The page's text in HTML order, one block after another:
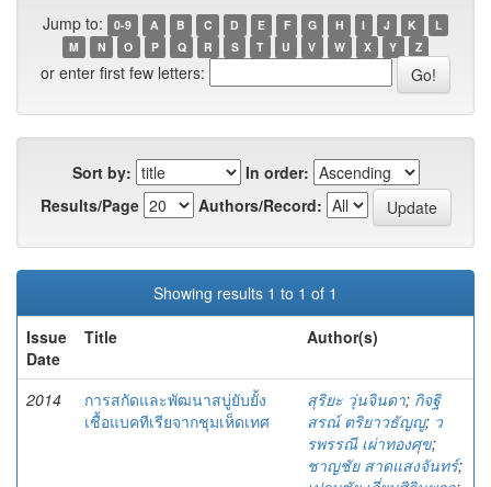
Jump to: 0-9 A B C D E F G H I J K
L
M
N O P Q R S T U V W X Y Z
or enter first few letters:
Sort by:
In order:
Results/Page
Authors/Record:
Showing results 1 to 1 of 1
Issue
Date
Title Author(s)
2014
การสกัดและพัฒนาสบู่ยับยั้ง
เชื้อแบคทีเรียจากชุมเห็ดเทศ
สุริยะ วุ่นจินดา; กิจฐิ
สรณ์ ตริยาวธัญญู; ว
รพรรณี เผ่าทองศุข;
ชาญชัย สาดแสงจันทร์;